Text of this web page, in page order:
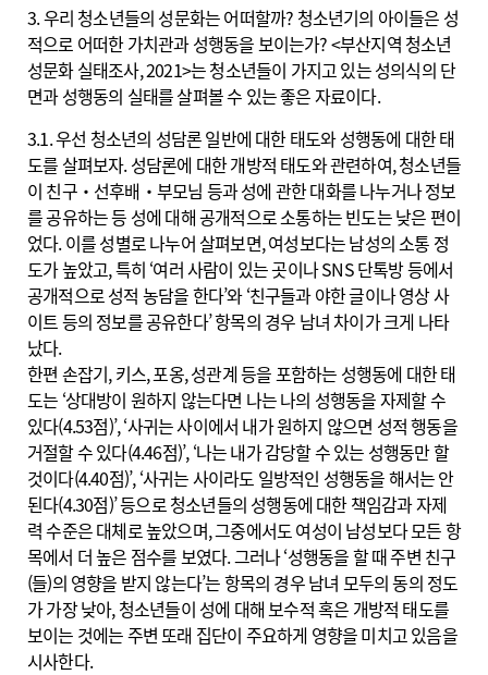
3. 우리 청소년들의 성문화는 어떠할까? 청소년기의 아이들은 성
적으로 어떠한 가치관과 성행동을 보이는가? <부산지역 청소년
성문화 실태조사, 2021>는 청소년들이 가지고 있는 성의식의 단
면과 성행동의 실태를 살펴볼 수 있는 좋은 자료이다.
3.1. 우선 청소년의 성담론 일반에 대한 태도와 성행동에 대한 태
도를 살펴보자. 성담론에 대한 개방적 태도와 관련하여, 청소년들
이 친구‧선후배‧부모님 등과 성에 관한 대화를 나누거나 정보
를 공유하는 등 성에 대해 공개적으로 소통하는 빈도는 낮은 편이
었다. 이를 성별로 나누어 살펴보면, 여성보다는 남성의 소통 정
도가 높았고, 특히 ‘여러 사람이 있는 곳이나 SNS 단톡방 등에서
공개적으로 성적 농담을 한다’와 ‘친구들과 야한 글이나 영상 사
이트 등의 정보를 공유한다’ 항목의 경우 남녀 차이가 크게 나타
났다.
한편 손잡기, 키스, 포옹, 성관계 등을 포함하는 성행동에 대한 태
도는 ‘상대방이 원하지 않는다면 나는 나의 성행동을 자제할 수
있다(4.53점)’, ‘사귀는 사이에서 내가 원하지 않으면 성적 행동을
거절할 수 있다(4.46점)’, ‘나는 내가 감당할 수 있는 성행동만 할
것이다(4.40점)’, ‘사귀는 사이라도 일방적인 성행동을 해서는 안
된다(4.30점)’ 등으로 청소년들의 성행동에 대한 책임감과 자제
력 수준은 대체로 높았으며, 그중에서도 여성이 남성보다 모든 항
목에서 더 높은 점수를 보였다. 그러나 ‘성행동을 할 때 주변 친구
(들)의 영향을 받지 않는다’는 항목의 경우 남녀 모두의 동의 정도
가 가장 낮아, 청소년들이 성에 대해 보수적 혹은 개방적 태도를
보이는 것에는 주변 또래 집단이 주요하게 영향을 미치고 있음을
시사한다.